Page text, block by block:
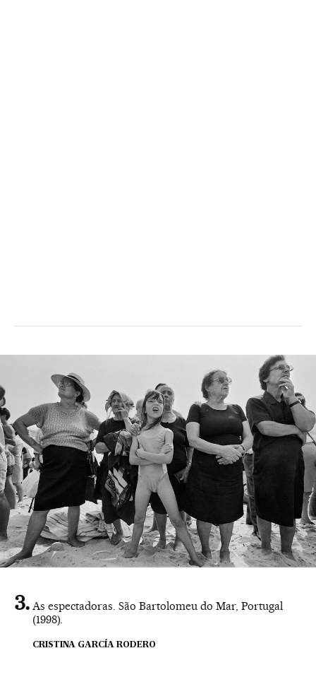
As espectadoras. São Bartolomeu do Mar, Portugal
(1998).
CRISTINA GARCÍA RODERO